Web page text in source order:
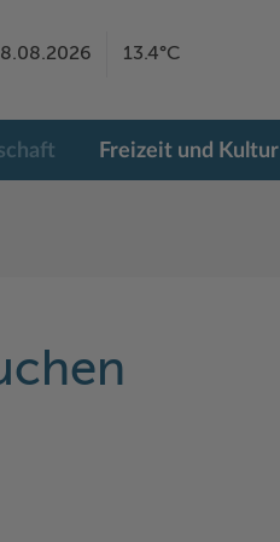
13.4°C
Freizeit und Kultur